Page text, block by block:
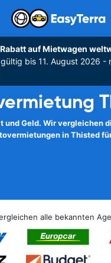
auf Mietwagen
bis 11. August 2026 -
und Geld. Wir vergleichen
in Thisted
alle bekannten